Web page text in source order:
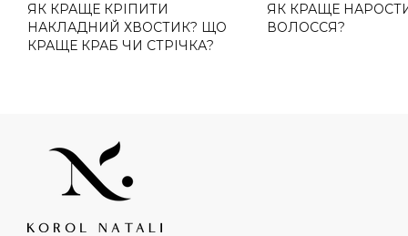
ЯК КРАЩЕ КРІПИТИ
НАКЛАДНИЙ ХВОСТИК? ЩО
КРАЩЕ КРАБ ЧИ СТРІЧКА?
ЯК КРАЩЕ
ВОЛОССЯ?